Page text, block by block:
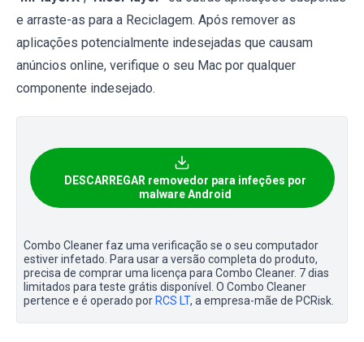
e arraste-as para a Reciclagem. Após remover as
aplicações potencialmente indesejadas que causam
anúncios online, verifique o seu Mac por qualquer
componente indesejado.
DESCARREGAR removedor para infeções por
malware Android
Combo Cleaner faz uma verificação se o seu computador
estiver infetado. Para usar a versão completa do produto,
precisa de comprar uma licença para Combo Cleaner. 7 dias
limitados para teste grátis disponível. O Combo Cleaner
pertence e é operado porRCS LT, a empresa-mãe de PCRisk.